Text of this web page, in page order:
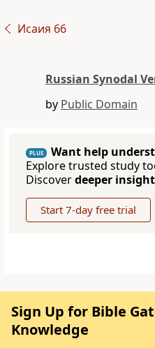
Исаия 66
Russian Synodal
by Public Domain
PLUS
Want help
Explore trusted study
Discoverdeeper insight
Start 7-day free trial
Sign Up for Bible
Knowledge